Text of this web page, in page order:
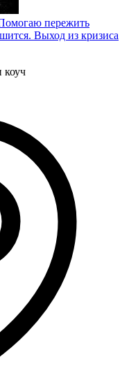
пережить
Выход из кризиса
коуч